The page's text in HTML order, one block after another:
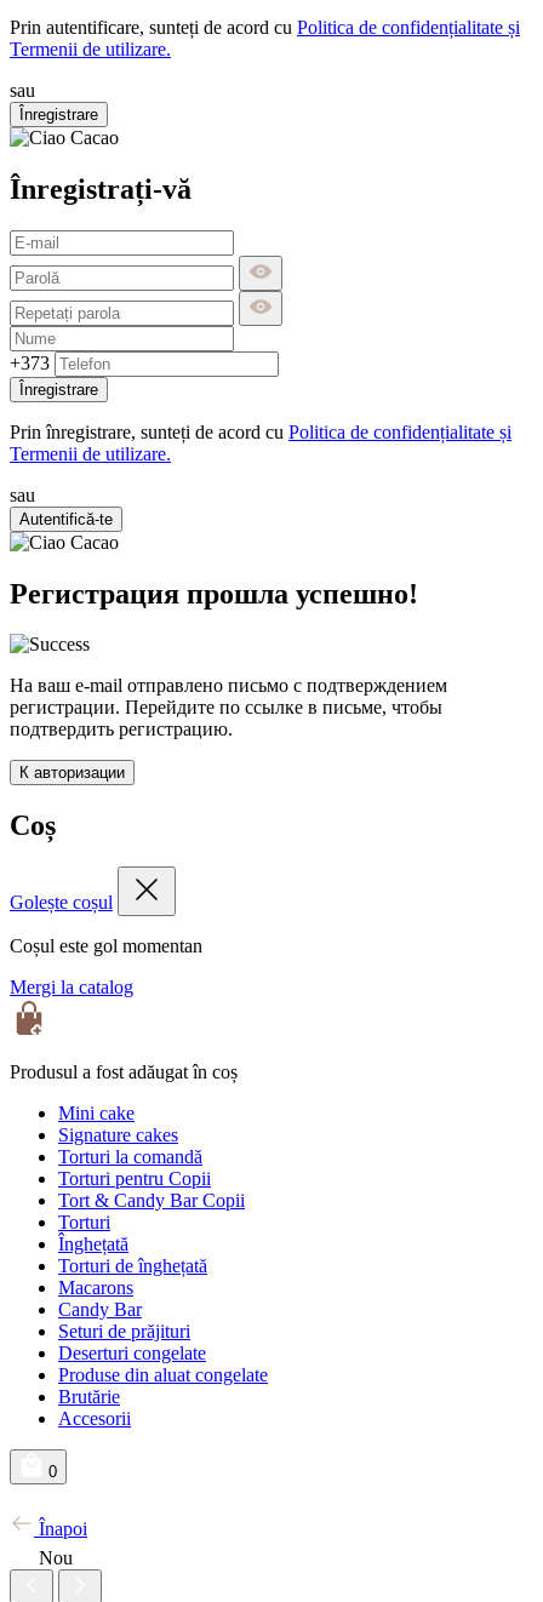
Prin autentificare, sunteți de acord cu Politica de confidențialitate și
Termenii de utilizare.
sau
Înregistrare
Înregistrați-vă
+373
Înregistrare
Prin înregistrare, sunteți de acord cu Politica de confidențialitate și
Termenii de utilizare.
sau
Autentifică-te
Регистрация прошла успешно!
На ваш e-mail отправлено письмо с подтверждением
регистрации. Перейдите по ссылке в письме, чтобы
подтвердить регистрацию.
К авторизации
Coș
Golește coșul
Coșul este gol momentan
Mergi la catalog
Produsul a fost adăugat în coș
Mini cake
Signature cakes
Torturi la comandă
Torturi pentru Copii
Tort & Candy Bar Copii
Torturi
Înghețată
Torturi de înghețată
Macarons
Candy Bar
Seturi de prăjituri
Deserturi congelate
Produse din aluat congelate
Brutărie
Accesorii
0
Înapoi
Nou